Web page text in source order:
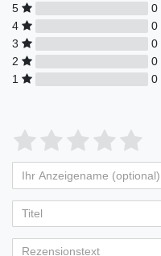
5
0
4
0
3
0
2
0
1
0